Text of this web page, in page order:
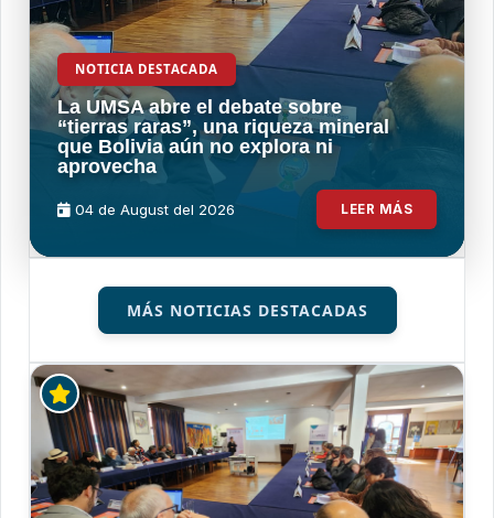
NOTICIA DESTACADA
La UMSA abre el debate sobre
“tierras raras”, una riqueza mineral
que Bolivia aún no explora ni
aprovecha
04 de August del 2026 LEER MÁS
MÁS NOTICIAS DESTACADAS